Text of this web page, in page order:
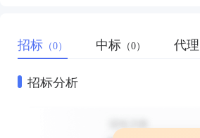
招标 （0） 中标 （0） 代理
招标分析